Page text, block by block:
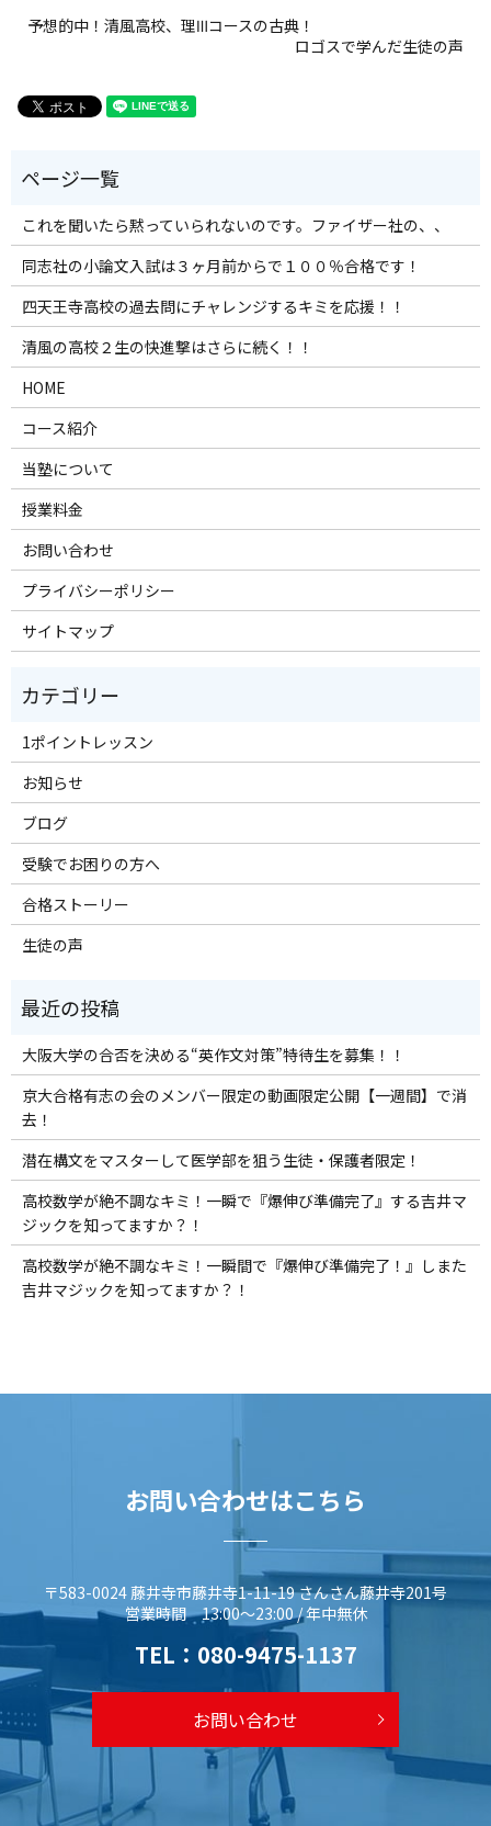
予想的中！清風高校、理Ⅲコースの古典！
ロゴスで学んだ生徒の声
これを聞いたら黙っていられないのです。ファイザー社の、、
同志社の小論文入試は３ヶ月前からで１００％合格です！
四天王寺高校の過去問にチャレンジするキミを応援！！
清風の高校２生の快進撃はさらに続く！！
HOME
コース紹介
当塾について
授業料金
お問い合わせ
プライバシーポリシー
サイトマップ
1ポイントレッスン
お知らせ
ブログ
受験でお困りの方へ
合格ストーリー
生徒の声
大阪大学の合否を決める“英作文対策”特待生を募集！！
京大合格有志の会のメンバー限定の動画限定公開【一週間】で消
去！
潜在構文をマスターして医学部を狙う生徒・保護者限定！
高校数学が絶不調なキミ！一瞬で『爆伸び準備完了』する吉井マ
ジックを知ってますか？！
高校数学が絶不調なキミ！一瞬間で『爆伸び準備完了！』しまた
吉井マジックを知ってますか？！
お問い合わせはこちら
〒583-0024 藤井寺市藤井寺1-11-19 さんさん藤井寺201号
営業時間 13:00～23:00 / 年中無休
TEL： 080-9475-1137
お問い合わせ